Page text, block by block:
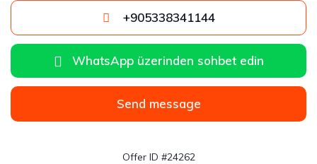
+905338341144
WhatsApp üzerinden sohbet edin
Send message
Offer ID #24262